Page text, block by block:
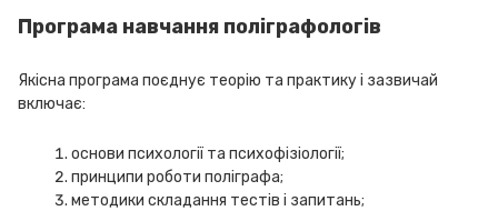
Програма навчання поліграфологів
Якісна програма поєднує теорію та практику і зазвичай
включає:
основи психології та психофізіології;
принципи роботи поліграфа;
методики складання тестів і запитань;